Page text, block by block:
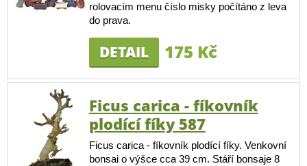
rolovacím menu číslo misky počítáno z leva
do prava.
DETAIL 175 Kč
Ficus carica - fíkovník
plodící fíky 587
Ficus carica - fíkovník plodící fíky. Venkovní
bonsai o výšce cca 39 cm. Stáří bonsaje 8